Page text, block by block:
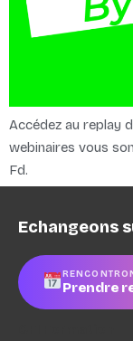
Accédez au replay
webinaires vous
Fd.
Echangeons
Prendre